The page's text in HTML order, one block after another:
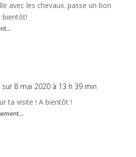
avec les chevaux. passe un bon
bientôt!
sur 8 mai 2020 à 13 h 39 min
ta visite ! A bientôt !